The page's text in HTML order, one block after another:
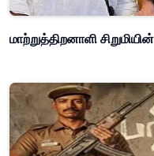
மாற்றுத்திறனாளி